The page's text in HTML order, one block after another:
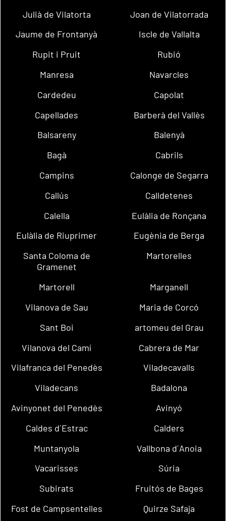
Julià de Vilatorta
Joan de Vilatorrada
Jaume de Frontanyà
Iscle de Vallalta
Rupit i Pruit
Rubió
Manresa
Navarcles
Cardedeu
Capolat
Capellades
Barberà del Vallès
Balsareny
Balenyà
Bagà
Cabrils
Campins
Calonge de Segarra
Callús
Calldetenes
Calella
Eulàlia de Ronçana
Eulàlia de Riuprimer
Eugènia de Berga
Santa Coloma de
Gramenet
Martorelles
Martorell
Marganell
Vilanova de Sau
Maria de Corcó
Sant Boi
artomeu del Grau
Vilanova del Camí
Cabrera de Mar
Vilafranca del Penedès
Viladecavalls
Viladecans
Badalona
Avinyonet del Penedès
Avinyó
Caldes d´Estrac
Calders
Muntanyola
Vallbona d´Anoia
Vacarisses
Súria
Subirats
Fruitós de Bages
Fost de Campsentelles
Quirze Safaja